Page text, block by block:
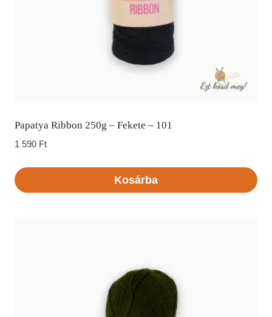
Papatya Ribbon 250g – Fekete – 101
1 590 Ft
Kosárba